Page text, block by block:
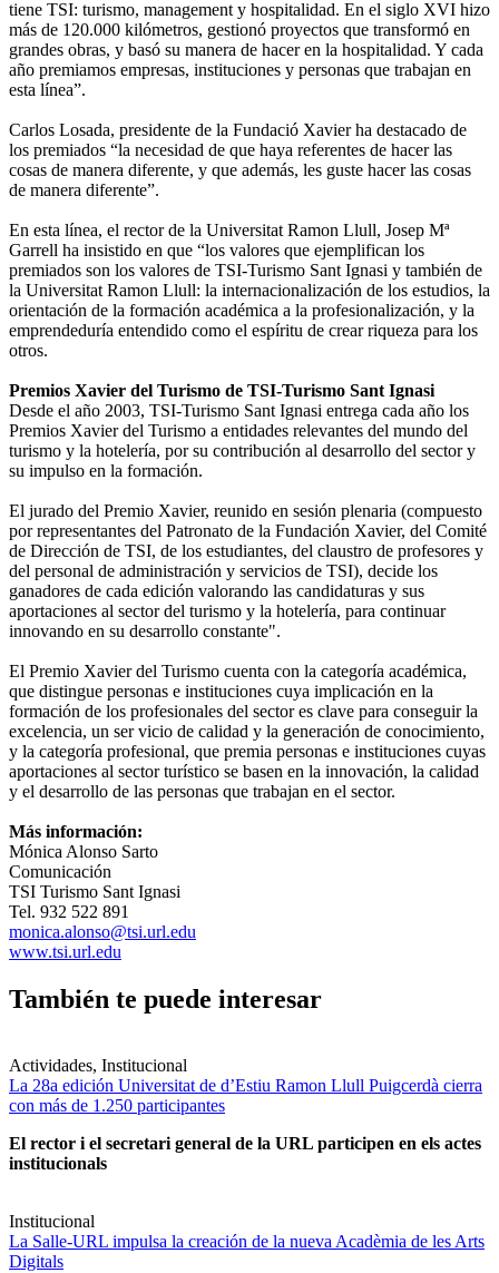
tiene TSI: turismo, management y hospitalidad. En el siglo XVI hizo
más de 120.000 kilómetros, gestionó proyectos que transformó en
grandes obras, y basó su manera de hacer en la hospitalidad. Y cada
año premiamos empresas, instituciones y personas que trabajan en
esta línea”.
Carlos Losada, presidente de la Fundació Xavier ha destacado de
los premiados “la necesidad de que haya referentes de hacer las
cosas de manera diferente, y que además, les guste hacer las cosas
de manera diferente”.
En esta línea, el rector de la Universitat Ramon Llull, Josep Mª
Garrell ha insistido en que “los valores que ejemplifican los
premiados son los valores de TSI-Turismo Sant Ignasi y también de
la Universitat Ramon Llull: la internacionalización de los estudios, la
orientación de la formación académica a la profesionalización, y la
emprendeduría entendido como el espíritu de crear riqueza para los
otros.
Premios Xavier del Turismo de TSI-Turismo Sant Ignasi
Desde el año 2003, TSI-Turismo Sant Ignasi entrega cada año los
Premios Xavier del Turismo a entidades relevantes del mundo del
turismo y la hotelería, por su contribución al desarrollo del sector y
su impulso en la formación.
El jurado del Premio Xavier, reunido en sesión ple­naria (compuesto
por representantes del Patronato de la Fundación Xavier, del Comité
de Dirección de TSI, de los estudiantes, del claustro de profesores y
del personal de administración y servicios de TSI), decide los
ganadores de cada edición valorando las candidaturas y sus
aportaciones al sector del turis­mo y la hotelería, para continuar
innovando en su desarrollo constante".
El Premio Xavier del Turismo cuenta con la categoría académica,
que distingue personas e instituciones cuya implicación en la
formación de los profesionales del sector es clave para conseguir la
excelencia, un ser vicio de calidad y la generación de conocimiento,
y la categoría profesional, que premia personas e instituciones cu­yas
aportaciones al sector turístico se basen en la innovación, la calidad
y el desarrollo de las personas que trabajan en el sector.
Más información:
Mónica Alonso Sarto
Comunicación
TSI Turismo Sant Ignasi
Tel. 932 522 891
monica.alonso@tsi.url.edu
www.tsi.url.edu
También te puede interesar
Actividades, Institucional
La 28a edición Universitat de d’Estiu Ramon Llull Puigcerdà cierra
con más de 1.250 participantes
El rector i el secretari general de la URL participen en els actes
institucionals
Institucional
La Salle-URL impulsa la creación de la nueva Acadèmia de les Arts
Digitals